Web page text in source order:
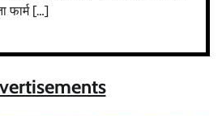
फार्म […]